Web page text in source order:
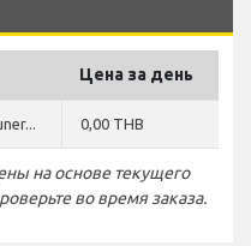
Цена за день
0,00 THB
на основе текущего
во время заказа.